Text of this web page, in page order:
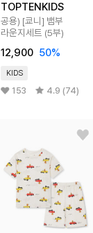
TOPTENKIDS
공용) [쿄니] 뱀부
라운지세트 (5부)
12,900 50%
KIDS
153 4.9 (74)